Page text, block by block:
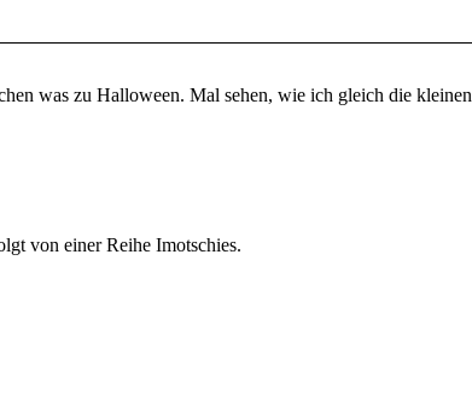
was zu Halloween. Mal sehen, wie ich gleich die kleinen
von einer Reihe Imotschies.